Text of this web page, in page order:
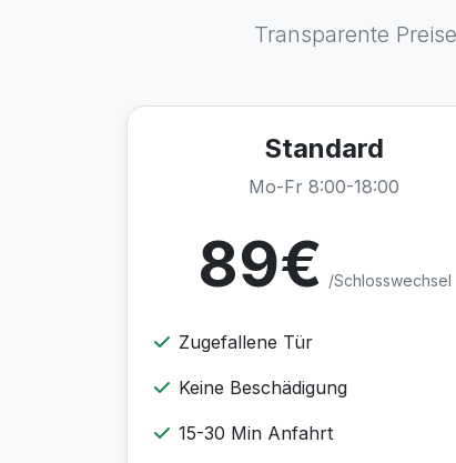
Transparente
Standard
Mo-Fr 8:00-18:00
89€ /Schlosswechsel
Zugefallene Tür
Keine Beschädigung
15-30 Min Anfahrt